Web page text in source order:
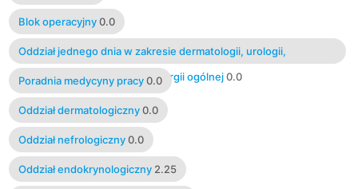
Blok operacyjny 0.0
Oddział jednego dnia w zakresie dermatologii, urologii,
ginekologii i położnictwa, chirurgii ogólnej 0.0
Poradnia medycyny pracy 0.0
Oddział dermatologiczny 0.0
Oddział nefrologiczny 0.0
Oddział endokrynologiczny 2.25